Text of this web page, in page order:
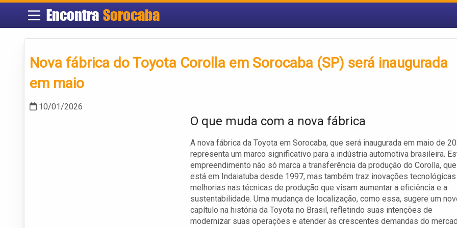
Encontra Sorocaba
Nova fábrica do Toyota Corolla em Sorocaba (SP) será inaugurada
em maio
10/01/2026
O que muda com a nova fábrica
A nova fábrica da Toyota em Sorocaba, que será inaugurada em maio de
representa um marco significativo para a indústria automotiva brasileira.
empreendimento não só marca a transferência da produção do Corolla, que
está em Indaiatuba desde 1997, mas também traz inovações
melhorias nas técnicas de produção que visam aumentar a eficiência e a
sustentabilidade. Uma mudança de localização, como essa, sugere um
capítulo na história da Toyota no Brasil, refletindo suas intenções de
modernizar suas operações e atender às crescentes demandas do